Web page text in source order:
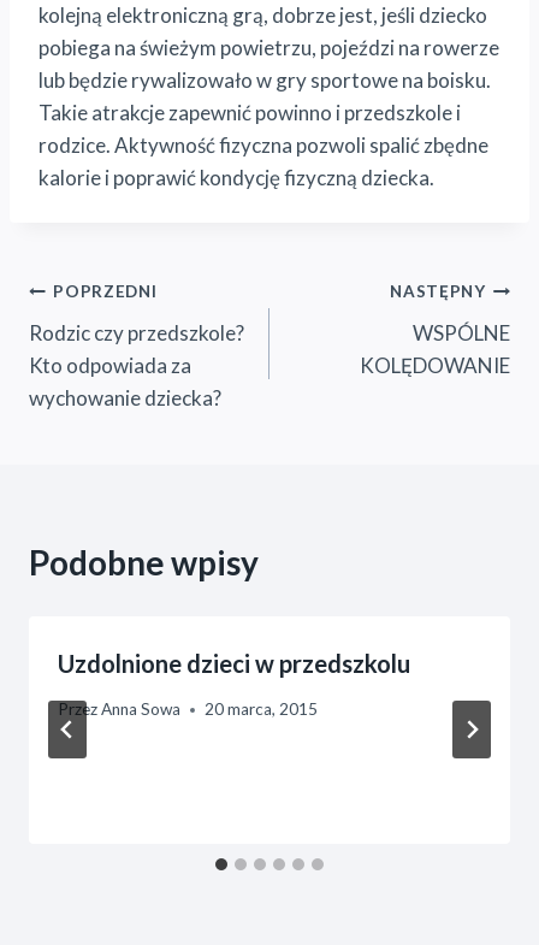
kolejną elektroniczną grą, dobrze jest, jeśli dziecko
pobiega na świeżym powietrzu, pojeździ na rowerze
lub będzie rywalizowało w gry sportowe na boisku.
Takie atrakcje zapewnić powinno i przedszkole i
rodzice. Aktywność fizyczna pozwoli spalić zbędne
kalorie i poprawić kondycję fizyczną dziecka.
Nawigacja
wpisu
POPRZEDNI
Rodzic czy przedszkole?
Kto odpowiada za
wychowanie dziecka?
NASTĘPNY
WSPÓLNE
KOLĘDOWANIE
Podobne wpisy
Uzdolnione dzieci w przedszkolu
PrzezAnna Sowa 20 marca, 2015